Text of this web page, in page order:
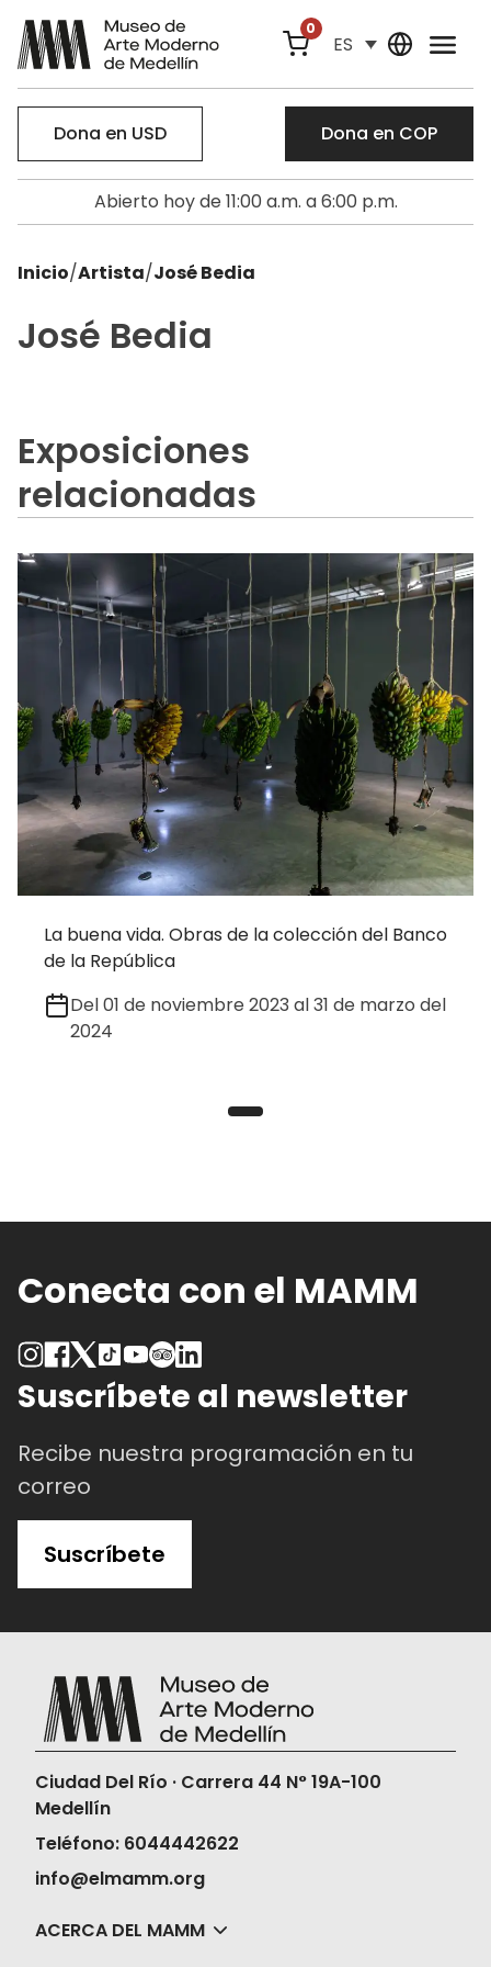
0
ES
Dona en USD Dona en COP
Abierto hoy de 11:00 a.m. a 6:00 p.m.
Inicio/Artista/José Bedia
José Bedia
Exposiciones
relacionadas
La buena vida. Obras de la colección del Banco
de la República
Del 01 de noviembre 2023 al 31 de marzo del
2024
Conecta con el MAMM
Suscríbete al newsletter
Recibe nuestra programación en tu
correo
Suscríbete
Ciudad Del Río · Carrera 44 N° 19A-100
Medellín
Teléfono: 6044442622
info@elmamm.org
ACERCA DEL MAMM